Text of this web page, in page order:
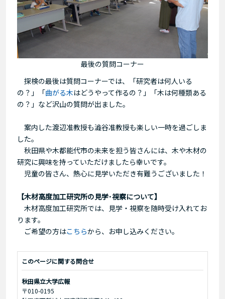
最後の質問コーナー
探検の最後は質問コーナーでは、「研究者は何人いる
の？」「曲がる木はどうやって作るの？」「木は何種類ある
の？」など沢山の質問が出ました。
案内した渡辺准教授も澁谷准教授も楽しい一時を過ごしま
した。
秋田県や木都能代市の未来を担う皆さんには、木や木材の
研究に興味を持っていただけましたら幸いです。
児童の皆さん、熱心に見学いただき有難うございました！
【木材高度加工研究所の見学･視察について】
木材高度加工研究所では、見学・視察を随時受け入れてお
ります。
ご希望の方はこちらから、お申し込みください。
このページに関する問合せ
秋田県立大学広報
〒010-0195